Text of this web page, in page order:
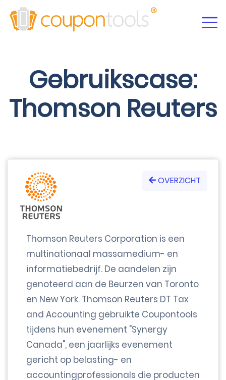
Gebruikscase:
Thomson Reuters
OVERZICHT
Thomson Reuters Corporation is een
multinationaal massamedium- en
informatiebedrijf. De aandelen zijn
genoteerd aan de Beurzen van Toronto
en New York. Thomson Reuters DT Tax
and Accounting gebruikte Coupontools
tijdens hun evenement "Synergy
Canada", een jaarlijks evenement
gericht op belasting- en
accountingprofessionals die producten